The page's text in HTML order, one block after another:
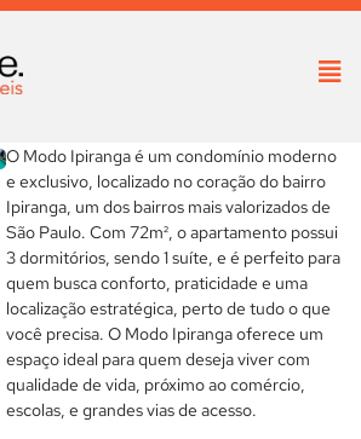
O Modo Ipiranga é um condomínio moderno
e exclusivo, localizado no coração do bairro
Ipiranga, um dos bairros mais valorizados de
São Paulo. Com 72m², o apartamento possui
3 dormitórios, sendo 1 suíte, e é perfeito para
quem busca conforto, praticidade e uma
localização estratégica, perto de tudo o que
você precisa. O Modo Ipiranga oferece um
espaço ideal para quem deseja viver com
qualidade de vida, próximo ao comércio,
escolas, e grandes vias de acesso.